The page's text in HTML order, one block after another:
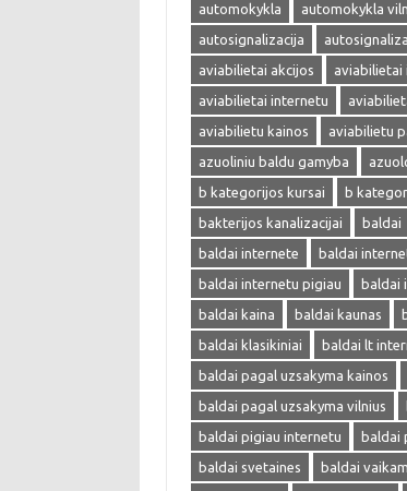
automokykla
automokykla
autosignalizacija
aviabilietai akcijos
aviabilietai
aviabilietai internetu
aviabilietu kainos
aviabilietu
azuoliniu baldu gamyba
b kategorijos kursai
b
bakterijos kanalizacijai
baldai
baldai internete
baldai
baldai internetu pigiau
baldai
baldai kaina
baldai kaunas
baldai klasikiniai
baldai lt
baldai pagal uzsakyma kainos
baldai pagal uzsakyma vilnius
baldai pigiau internetu
baldai
baldai svetaines
baldai